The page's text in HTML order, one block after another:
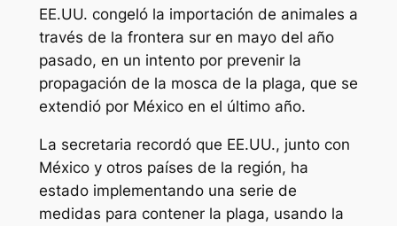
EE.UU. congeló la importación de animales a
través de la frontera sur en mayo del año
pasado, en un intento por prevenir la
propagación de la mosca de la plaga, que se
extendió por México en el último año.
La secretaria recordó que EE.UU., junto con
México y otros países de la región, ha
estado implementando una serie de
medidas para contener la plaga, usando la